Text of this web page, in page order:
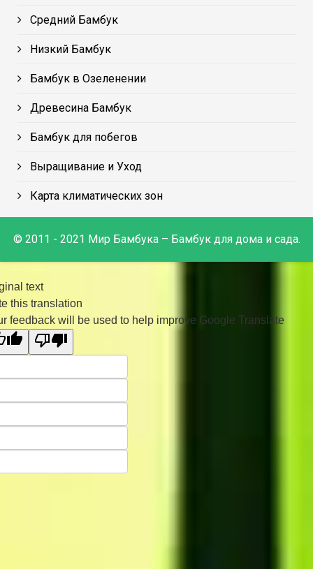
Средний Бамбук
Низкий Бамбук
Бамбук в Озеленении
Древесина Бамбук
Бамбук для побегов
Выращивание и Уход
Карта климатических зон
© 2011 - 2021 Мир Бамбука – Бамбук для дома и сада.
text
this translation
feedback will be used to help improve Google Translate